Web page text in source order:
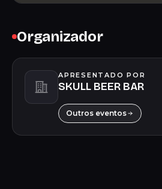
Organizador
APRESENTADO POR
SKULL BEER BAR
Outros eventos